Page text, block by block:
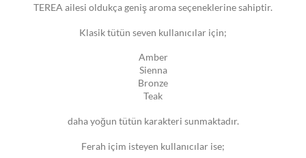
TEREA ailesi oldukça geniş aroma seçeneklerine sahiptir.
Klasik tütün seven kullanıcılar için;
Amber
Sienna
Bronze
Teak
daha yoğun tütün karakteri sunmaktadır.
Ferah içim isteyen kullanıcılar ise;